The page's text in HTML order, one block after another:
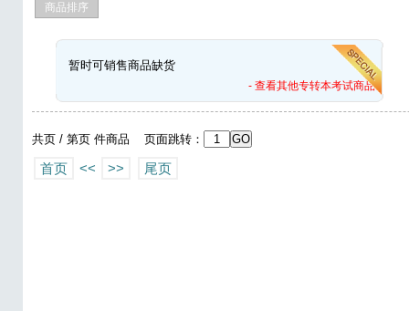
商品排序
暂时可销售商品缺货
- 查看其他专转本考试商品 -
共页 / 第页 件商品 页面跳转：
首页 << >> 尾页